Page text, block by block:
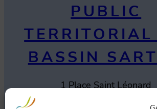
PUBLIC
TERRITORIAL
BASSIN
1 Place Saint Léonard